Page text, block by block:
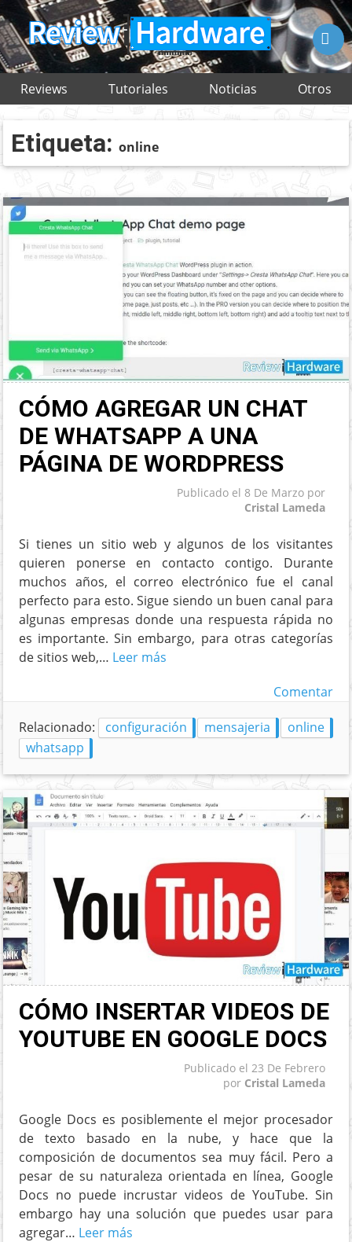
Reviews Tutoriales Noticias Otros
Etiqueta:online
CÓMO AGREGAR UN CHAT
DE WHATSAPP A UNA
PÁGINA DE WORDPRESS
Publicado el 8 De Marzopor
Cristal Lameda
Si tienes un sitio web y algunos de los visitantes
quieren ponerse en contacto contigo. Durante
muchos años, el correo electrónico fue el canal
perfecto para esto. Sigue siendo un buen canal para
algunas empresas donde una respuesta rápida no
es importante. Sin embargo, para otras categorías
de sitios web,… Leer más
Comentar
Relacionado: configuración mensajeria
online
whatsapp
CÓMO INSERTAR VIDEOS DE
YOUTUBE EN GOOGLE DOCS
Publicado el 23 De Febrero
por Cristal Lameda
Google Docs es posiblemente el mejor procesador
de texto basado en la nube, y hace que la
composición de documentos sea muy fácil. Pero a
pesar de su naturaleza orientada en línea, Google
Docs no puede incrustar videos de YouTube. Sin
embargo hay una solución que puedes usar para
agregar… Leer más
